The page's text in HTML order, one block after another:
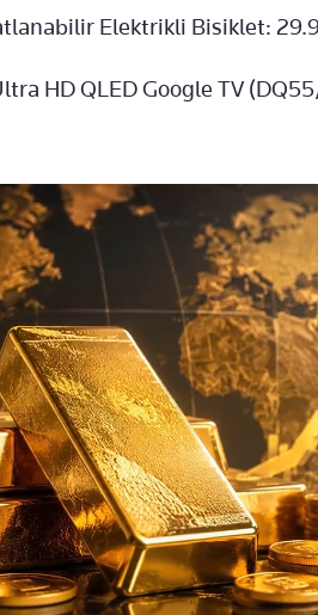
Elektrikli Bisiklet:
HD QLED Google TV